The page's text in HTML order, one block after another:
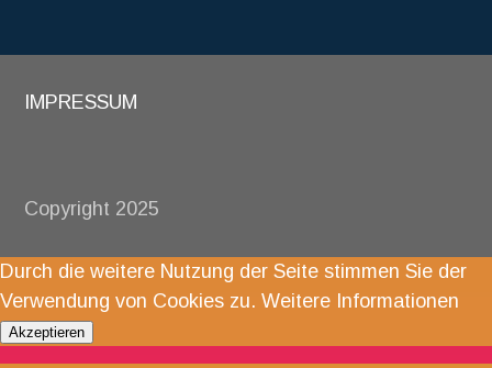
IMPRESSUM
Copyright 2025
Durch die weitere Nutzung der Seite stimmen Sie der
Verwendung von Cookies zu. Weitere Informationen
Akzeptieren